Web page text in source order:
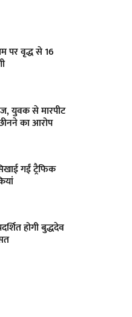
पर वृद्ध से 16
युवक से मारपीट
का आरोप
गईं ट्रैफिक
होगी बुद्धदेव